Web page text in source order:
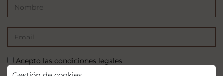
Acepto las condiciones legales